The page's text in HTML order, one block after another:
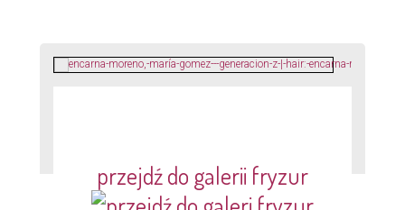
przejdź do galerii fryzur